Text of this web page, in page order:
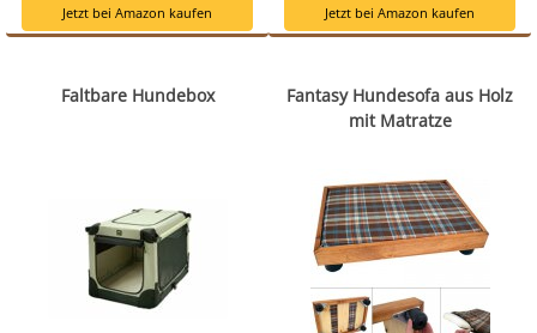
Jetzt bei Amazon kaufen Jetzt bei Amazon kaufen
Faltbare Hundebox
Fantasy Hundesofa aus Holz
mit Matratze